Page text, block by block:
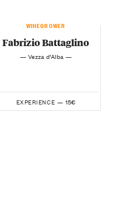
WINEGROWER
Fabrizio Battaglino
— Vezza d’Alba —
EXPERIENCE — 15€